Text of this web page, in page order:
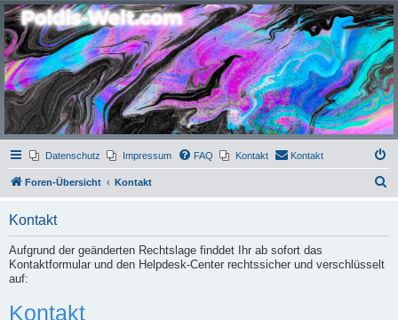
Poldis-Welt.com
Das Forum für Jeans, Sportswear, grosse Grössen und Accessoires
Datenschutz Impressum FAQ Kontakt Kontakt
Foren-Übersicht Kontakt
Kontakt
Aufgrund der geänderten Rechtslage finddet Ihr ab sofort das
Kontaktformular und den Helpdesk-Center rechtssicher und verschlüsselt
auf:
Kontakt